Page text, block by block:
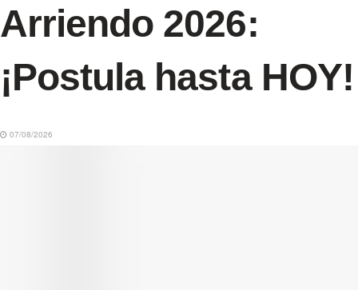
Arriendo 2026:
¡Postula hasta HOY!
07/08/2026